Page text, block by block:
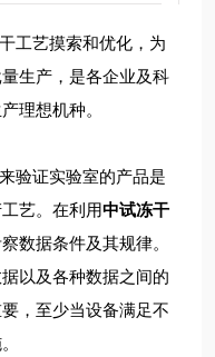
工艺摸索和优化，为
生产，是各企业及科
理想机种。
验证实验室的产品是
艺。在利用中试冻干
数据条件及其规律。
以及各种数据之间的
，至少当设备满足不